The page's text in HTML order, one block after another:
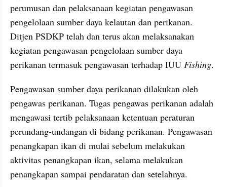
perumusan dan pelaksanaan kegiatan pengawasan
pengelolaan sumber daya kelautan dan perikanan.
Ditjen PSDKP telah dan terus akan melaksanakan
kegiatan pengawasan pengelolaan sumber daya
perikanan termasuk pengawasan terhadap IUU Fishing.
Pengawasan sumber daya perikanan dilakukan oleh
pengawas perikanan. Tugas pengawas perikanan adalah
mengawasi tertib pelaksanaan ketentuan peraturan
perundang-undangan di bidang perikanan. Pengawasan
penangkapan ikan di mulai sebelum melakukan
aktivitas penangkapan ikan, selama melakukan
penangkapan sampai pendaratan dan setelahnya.